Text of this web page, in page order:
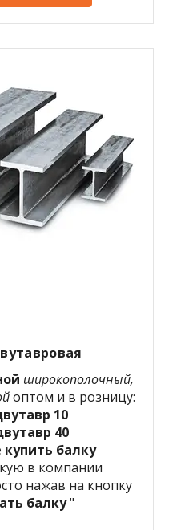
широкополочный,
оптом и в розницу:
10
40
купить балку
в компании
нажав на кнопку
балку"